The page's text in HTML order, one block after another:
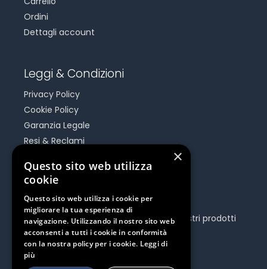
Ordini
Dettagli account
Leggi & Condizioni
Privacy Policy
Cookie Policy
Garanzia Legale
Resi & Reclami
Be Social
Seguici e rimani aggiornato su tutti i nostri prodotti
e iniziative.
×
Questo sito web utilizza
cookie
Questo sito web utilizza i cookie per
migliorare la tua esperienza di
navigazione. Utilizzando il nostro sito web
acconsenti a tutti i cookie in conformità
con la nostra policy per i cookie. Leggi di
più